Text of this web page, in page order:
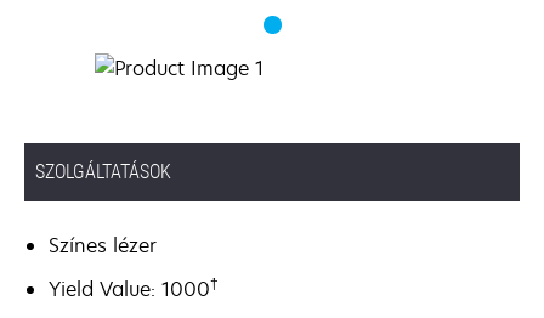
SZOLGÁLTATÁSOK
Színes lézer
Yield Value: 1000†